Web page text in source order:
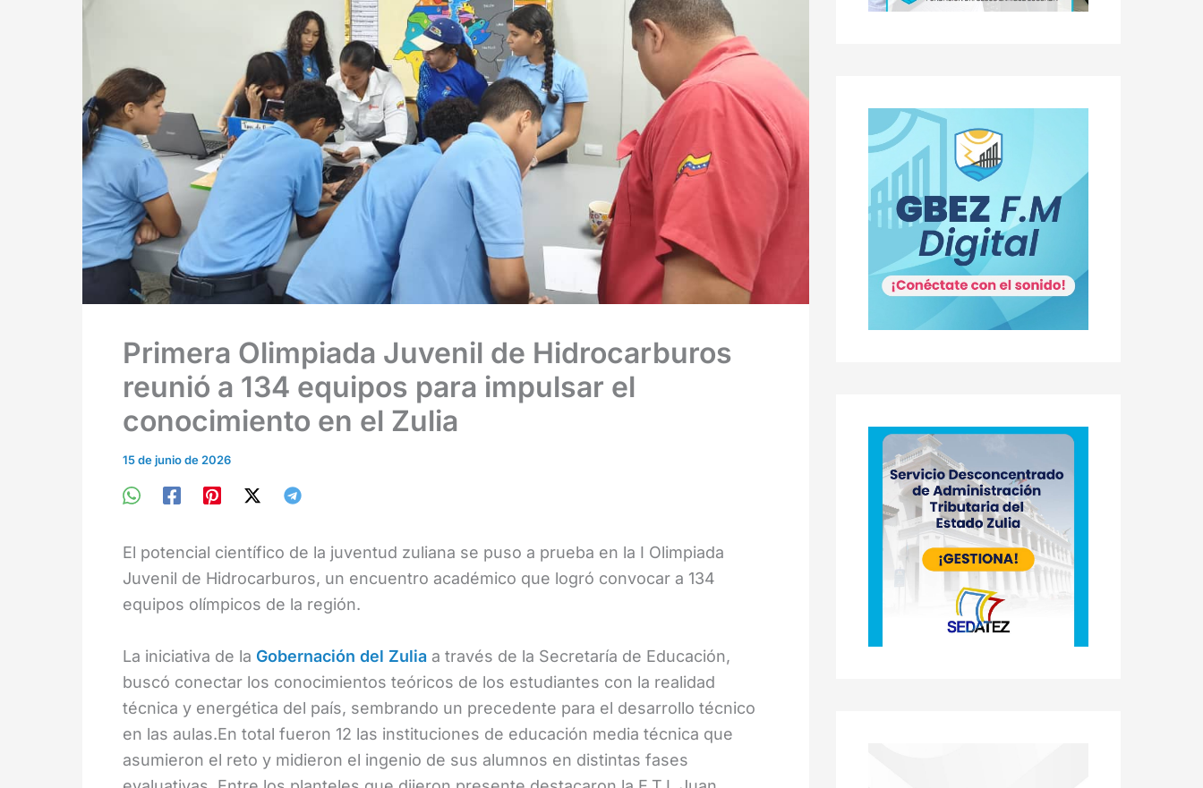
Primera Olimpiada Juvenil de Hidrocarburos
reunió a 134 equipos para impulsar el
conocimiento en el Zulia
15 de junio de 2026
El potencial científico de la juventud zuliana se puso a prueba en la I Olimpiada
Juvenil de Hidrocarburos, un encuentro académico que logró convocar a 134
equipos olímpicos de la región.
La iniciativa de la Gobernación del Zulia a través de la Secretaría de Educación,
buscó conectar los conocimientos teóricos de los estudiantes con la realidad
técnica y energética del país, sembrando un precedente para el desarrollo técnico
en las aulas.En total fueron 12 las instituciones de educación media técnica que
asumieron el reto y midieron el ingenio de sus alumnos en distintas fases